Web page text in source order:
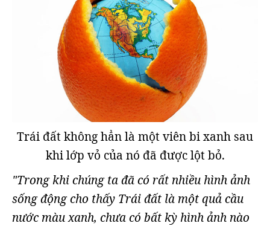
Trái đất không hẳn là một viên bi xanh sau
khi lớp vỏ của nó đã được lột bỏ.
"Trong khi chúng ta đã có rất nhiều hình ảnh
sống động cho thấy Trái đất là một quả cầu
nước màu xanh, chưa có bất kỳ hình ảnh nào